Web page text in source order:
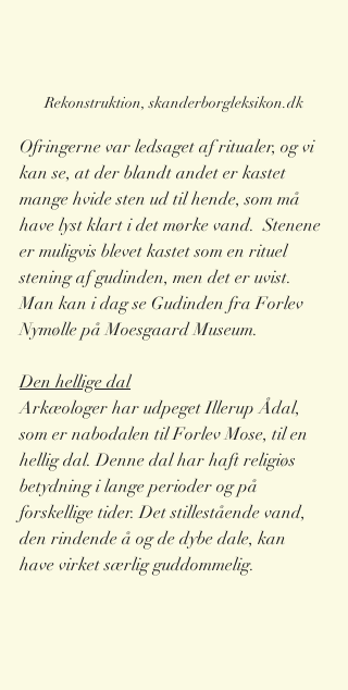
Rekonstruktion, skanderborgleksikon.dk
Ofringerne var ledsaget af ritualer, og vi
kan se, at der blandt andet er kastet
mange hvide sten ud til hende, som må
have lyst klart i det mørke vand.  Stenene
er muligvis blevet kastet som en rituel
stening af gudinden, men det er uvist.
Man kan i dag se Gudinden fra Forlev
Nymølle på Moesgaard Museum.
Den hellige dal
Arkæologer har udpeget Illerup Ådal,
som er nabodalen til Forlev Mose, til en
hellig dal. Denne dal har haft religiøs
betydning i lange perioder og på
forskellige tider. Det stillestående vand,
den rindende å og de dybe dale, kan
have virket særlig guddommelig.